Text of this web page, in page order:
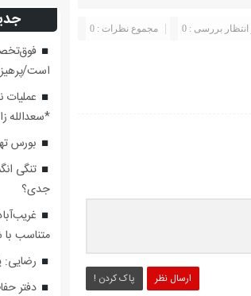
مجموع نظرات : 0 انتظار بررسی : 0
ارسال نظر پاک کردن !
است/پرهیز
*سعدالله
بورس
تنگی
جدی؟
متناسب
رضایی:
دفتر